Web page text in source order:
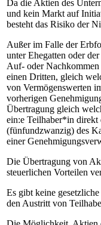
Da die Aktien des
und kein Markt auf
besteht das Risiko der
Außer im Falle der
unter Ehegatten oder
Auf- oder
einen Dritten, gleich
von Vermögenswerten
vorherigen
Übertragung gleich
ein:e Teilhaber*in direkt
(fünfundzwanzig) des
einer
Die Übertragung von
steuerlichen Vorteilen
Es gibt keine
den Austritt von